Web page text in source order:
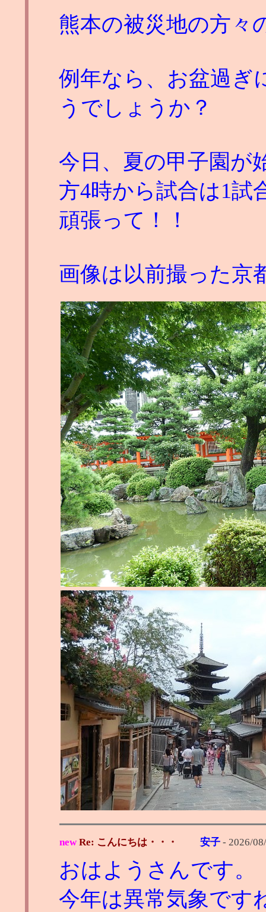
熊本の被災地の方々
例年なら、お盆過ぎ
うでしょうか？
今日、夏の甲子園が
方4時から試合は1試
頑張って！！
画像は以前撮った京
new Re: こんにちは・・・ 安子 - 2026/
おはようさんです。
今年は異常気象です